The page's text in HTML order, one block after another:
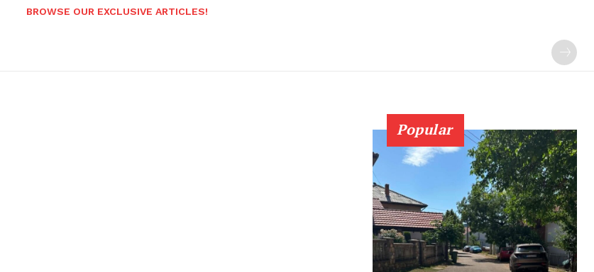
BROWSE OUR EXCLUSIVE ARTICLES!
Popular